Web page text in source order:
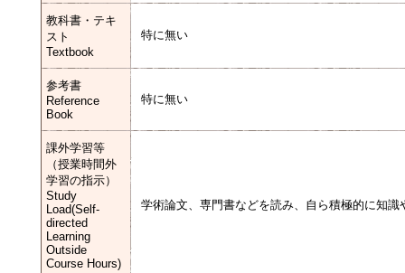
教科書・テキ
スト
Textbook
特に無い
参考書
Reference
Book
特に無い
課外学習等
（授業時間外
学習の指示）
Study
Load(Self-
directed
Learning
Outside
Course Hours)
学術論文、専門書などを読み、自ら積極的に知